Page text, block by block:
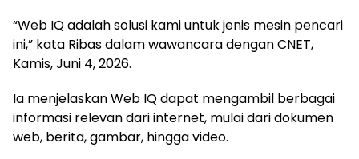
“Web IQ adalah solusi kami untuk jenis mesin pencari
ini,” kata Ribas dalam wawancara dengan CNET,
Kamis, Juni 4, 2026.
Ia menjelaskan Web IQ dapat mengambil berbagai
informasi relevan dari internet, mulai dari dokumen
web, berita, gambar, hingga video.